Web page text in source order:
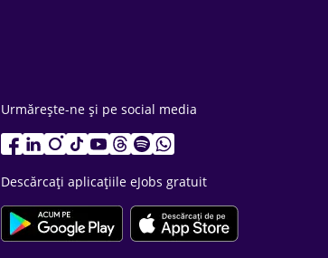
Urmărește-ne și pe social media
Descărcați aplicațiile eJobs gratuit